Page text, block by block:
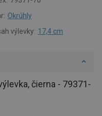
Okrúhly
výlevky: 17,4 cm
čierna - 79371-